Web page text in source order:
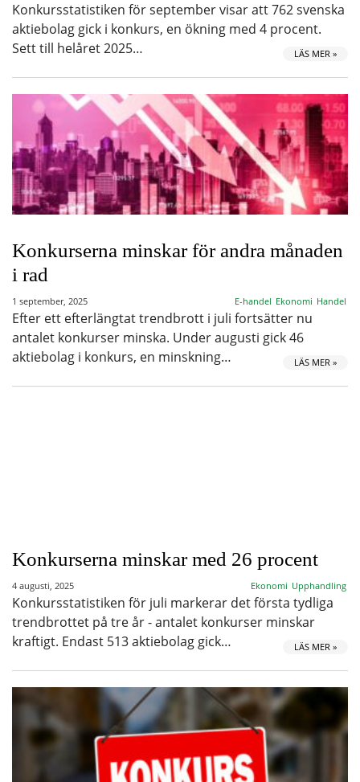
Konkursstatistiken för september visar att 762 svenska
aktiebolag gick i konkurs, en ökning med 4 procent.
Sett till helåret 2025…
LÄS MER »
Konkurserna minskar för andra månaden
i rad
1 september, 2025 E-handel Ekonomi Handel
Efter ett efterlängtat trendbrott i juli fortsätter nu
antalet konkurser minska. Under augusti gick 46
aktiebolag i konkurs, en minskning…
LÄS MER »
Konkurserna minskar med 26 procent
4 augusti, 2025 Ekonomi Upphandling
Konkursstatistiken för juli markerar det första tydliga
trendbrottet på tre år - antalet konkurser minskar
kraftigt. Endast 513 aktiebolag gick…
LÄS MER »